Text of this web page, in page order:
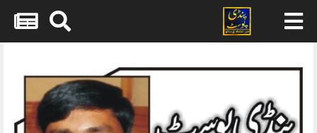
content